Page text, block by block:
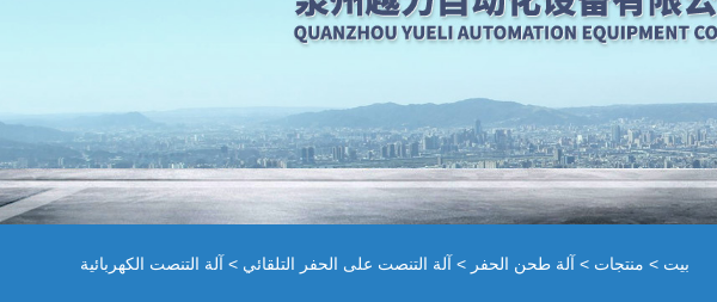
بيت > منتجات > آلة طحن الحفر > آلة التنصت على الحفر التلقائي > آلة التنصت الكهربائية